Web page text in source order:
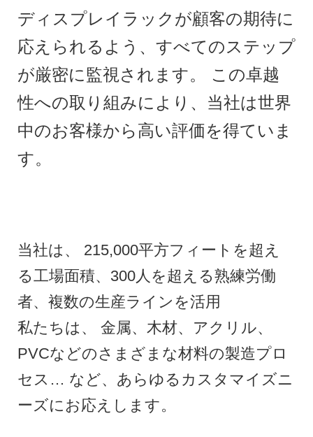
ディスプレイラックが顧客の期待に
応えられるよう、すべてのステップ
が厳密に監視されます。 この卓越
性への取り組みにより、当社は世界
中のお客様から高い評価を得ていま
す。
当社は、 215,000平方フィートを超え
る工場面積、300人を超える熟練労働
者、複数の生産ラインを活用
私たちは、 金属、木材、アクリル、
PVCなどのさまざまな材料の製造プロ
セス… など、あらゆるカスタマイズニ
ーズにお応えします。